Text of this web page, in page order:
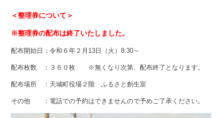
＜整理券について＞
※整理券の配布は終了いたしました。
配布開始日：令和６年２月13日（火）8:30～
配布枚数 ：３６０枚 ※無くなり次第、配布終了となります。
配布場所 ：天城町役場２階 ふるさと創生室
その他 ：電話での予約はできませんので予めご了承ください。